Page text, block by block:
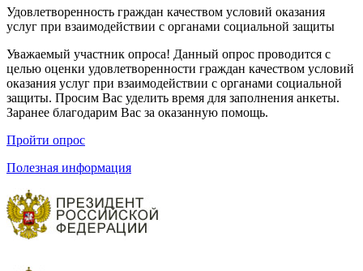
Удовлетворенность граждан качеством условий оказания
услуг при взаимодействии с органами социальной защиты
Уважаемый участник опроса! Данный опрос проводится с
целью оценки удовлетворенности граждан качеством условий
оказания услуг при взаимодействии с органами социальной
защиты. Просим Вас уделить время для заполнения анкеты.
Заранее благодарим Вас за оказанную помощь.
Пройти опрос
Полезная информация